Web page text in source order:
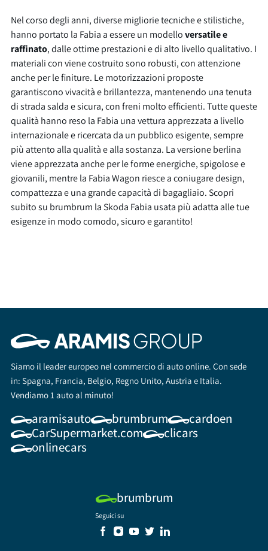
Nel corso degli anni, diverse migliorie tecniche e stilistiche,
hanno portato la Fabia a essere un modelloversatile e
raffinato, dalle ottime prestazioni e di alto livello qualitativo. I
materiali con viene costruito sono robusti, con attenzione
anche per le finiture. Le motorizzazioni proposte
garantiscono vivacità e brillantezza, mantenendo una tenuta
di strada salda e sicura, con freni molto efficienti. Tutte queste
qualità hanno reso la Fabia una vettura apprezzata a livello
internazionale e ricercata da un pubblico esigente, sempre
più attento alla qualità e alla sostanza. La versione berlina
viene apprezzata anche per le forme energiche, spigolose e
giovanili, mentre la Fabia Wagon riesce a coniugare design,
compattezza e una grande capacità di bagagliaio. Scopri
subito su brumbrum la Skoda Fabia usata più adatta alle tue
esigenze in modo comodo, sicuro e garantito!
Siamo il leader europeo nel commercio di auto online. Con sede
in: Spagna, Francia, Belgio, Regno Unito, Austria e Italia.
Vendiamo 1 auto al minuto!
aramisauto brumbrum
cardoen
CarSupermarket.com
clicars
onlinecars
brumbrum
Seguici su